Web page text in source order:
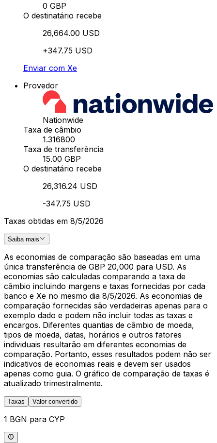
0 GBP
O destinatário recebe
26,664.00 USD
+347.75 USD
Enviar com Xe
Provedor
Nationwide
Taxa de câmbio
1.316800
Taxa de transferência
15.00 GBP
O destinatário recebe
26,316.24 USD
-347.75 USD
Taxas obtidas em 8/5/2026
Saiba mais
As economias de comparação são baseadas em uma
única transferência de GBP 20,000 para USD. As
economias são calculadas comparando a taxa de
câmbio incluindo margens e taxas fornecidas por cada
banco e Xe no mesmo dia 8/5/2026. As economias de
comparação fornecidas são verdadeiras apenas para o
exemplo dado e podem não incluir todas as taxas e
encargos. Diferentes quantias de câmbio de moeda,
tipos de moeda, datas, horários e outros fatores
individuais resultarão em diferentes economias de
comparação. Portanto, esses resultados podem não ser
indicativos de economias reais e devem ser usados
apenas como guia. O gráfico de comparação de taxas é
atualizado trimestralmente.
Taxas Valor convertido
1 BGN para CYP